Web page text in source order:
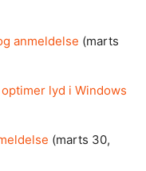
anmeldelse (marts
lyd i Windows
(marts 30,